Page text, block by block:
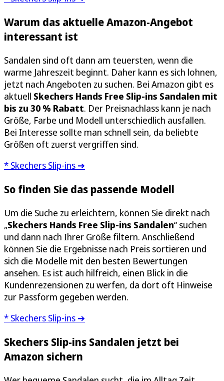
Warum das aktuelle Amazon-Angebot
interessant ist
Sandalen sind oft dann am teuersten, wenn die
warme Jahreszeit beginnt. Daher kann es sich lohnen,
jetzt nach Angeboten zu suchen. Bei Amazon gibt es
aktuell Skechers Hands Free Slip-ins Sandalen mit
bis zu 30 % Rabatt. Der Preisnachlass kann je nach
Größe, Farbe und Modell unterschiedlich ausfallen.
Bei Interesse sollte man schnell sein, da beliebte
Größen oft zuerst vergriffen sind.
* Skechers Slip-ins ➔
So finden Sie das passende Modell
Um die Suche zu erleichtern, können Sie direkt nach
„Skechers Hands Free Slip-ins Sandalen“ suchen
und dann nach Ihrer Größe filtern. Anschließend
können Sie die Ergebnisse nach Preis sortieren und
sich die Modelle mit den besten Bewertungen
ansehen. Es ist auch hilfreich, einen Blick in die
Kundenrezensionen zu werfen, da dort oft Hinweise
zur Passform gegeben werden.
* Skechers Slip-ins ➔
Skechers Slip-ins Sandalen jetzt bei
Amazon sichern